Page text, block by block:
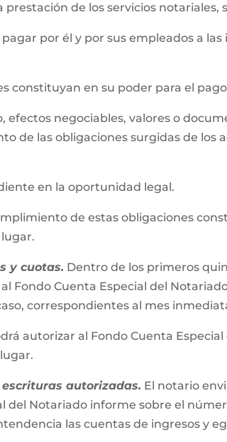
de los servicios notariales,
por él y por sus empleados a
constituyan en su poder para el
efectos negociables, valores o
de las obligaciones surgidas de los
en la oportunidad legal.
de estas obligaciones
y cuotas. Dentro de los primeros
Fondo Cuenta Especial del
correspondientes al mes
autorizar al Fondo Cuenta
autorizadas. El notario
del Notariado informe sobre el
las cuentas de ingresos y